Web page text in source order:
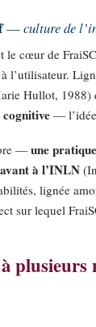
—culture de
le cœur de
l’utilisateur.
Hullot, 1988)
cognitive —
—une
à l’INLN
lignée
sur lequel
plusieurs